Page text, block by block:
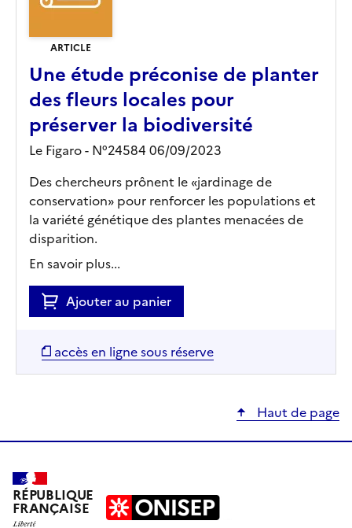
ARTICLE
Une étude préconise de planter
des fleurs locales pour
préserver la biodiversité
Le Figaro - N°24584 06/09/2023
Des chercheurs prônent le «jardinage de
conservation» pour renforcer les populations et
la variété génétique des plantes menacées de
disparition.
En savoir plus...
Ajouter au panier
accès en ligne sous réserve
Haut de page
RÉPUBLIQUE
FRANÇAISE